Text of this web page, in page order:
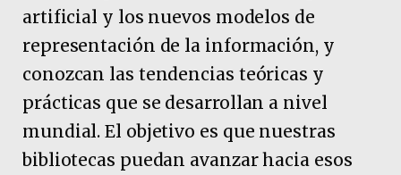
artificial y los nuevos modelos de
representación de la información, y
conozcan las tendencias teóricas y
prácticas que se desarrollan a nivel
mundial. El objetivo es que nuestras
bibliotecas puedan avanzar hacia esos